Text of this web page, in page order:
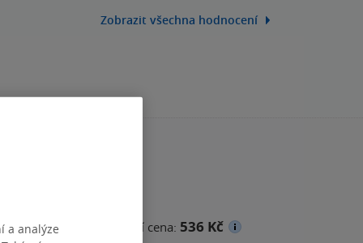
Zobrazit všechna hodnocení
Minimální prodejní cena: 536 Kč
a analýze